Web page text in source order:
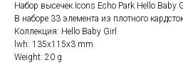
Набор высечек Icons Echo Park Hello Baby
В наборе 33 элемента из плотного
Коллекция: Hello Baby Girl
lwh: 135x115x3 mm
Weight: 20 g